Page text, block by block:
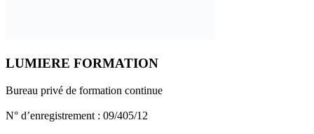
LUMIERE FORMATION
Bureau privé de formation continue
N° d’enregistrement : 09/405/12